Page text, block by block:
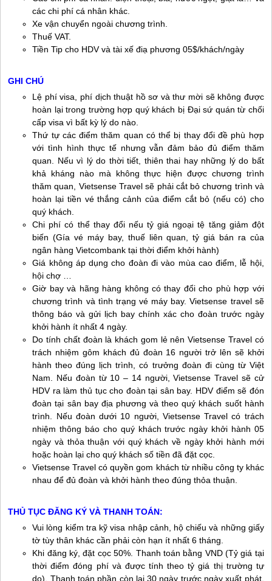
các chi phí cá nhân khác.
Xe vận chuyển ngoài chương trình.
Thuế VAT.
Tiền Tip cho HDV và tài xế điạ phương 05$/khách/ngày
GHI CHÚ
Lệ phí visa, phí dịch thuật hồ sơ và thư mời sẽ không được
hoàn lại trong trường hợp quý khách bị Đại sứ quán từ chối
cấp visa vì bất kỳ lý do nào.
Thứ tự các điểm thăm quan có thể bị thay đổi đề phù hợp
với tình hình thực tế nhưng vẫn đảm bảo đủ điểm thăm
quan. Nếu vì lý do thời tiết, thiên thai hay những lý do bất
khả kháng nào mà không thực hiện được chương trình
thăm quan, Vietsense Travel sẽ phải cắt bỏ chương trình và
hoàn lại tiền vé thắng cảnh của điểm cắt bỏ (nếu có) cho
quý khách.
Chi phí có thể thay đổi nếu tỷ giá ngoại tệ tăng giảm đột
biến (Gía vé máy bay, thuế liên quan, tỷ giá bán ra của
ngân hàng Vietcombank tại thời điểm khởi hành)
Giá không áp dụng cho đoàn đi vào mùa cao điểm, lễ hội,
hội chợ …
Giờ bay và hãng hàng không có thay đổi cho phù hợp với
chương trình và tình trạng vé máy bay. Vietsense travel sẽ
thông báo và gửi lịch bay chính xác cho đoàn trước ngày
khởi hành ít nhất 4 ngày.
Do tính chất đoàn là khách gom lẻ nên Vietsense Travel có
trách nhiệm gôm khách đủ đoàn 16 người trở lên sẽ khởi
hành theo đúng lịch trình, có trưởng đoàn đi cùng từ Việt
Nam. Nếu đoàn từ 10 – 14 người, Vietsense Travel sẽ cử
HDV ra làm thủ tục cho đoàn tại sân bay. HDV điểm sẽ đón
đoàn tại sân bay địa phương và theo quý khách suốt hành
trình. Nếu đoàn dưới 10 người, Vietsense Travel có trách
nhiệm thông báo cho quý khách trước ngày khởi hành 05
ngày và thỏa thuận với quý khách về ngày khởi hành mới
hoặc hoàn lại cho quý khách số tiền đã đặt cọc.
Vietsense Travel có quyền gom khách từ nhiều công ty khác
nhau để đủ đoàn và khởi hành theo đúng thỏa thuận.
THỦ TỤC ĐĂNG KÝ VÀ THANH TOÁN:
Vui lòng kiểm tra kỹ visa nhập cảnh, hộ chiếu và những giấy
tờ tùy thân khác cần phải còn hạn ít nhất 6 tháng.
Khi đăng ký, đặt cọc 50%. Thanh toán bằng VND (Tỷ giá tại
thời điểm đóng phí và được tính theo tỷ giá thị trường tự
do). Thanh toán phần còn lại 30 ngày trước ngày xuất phát.